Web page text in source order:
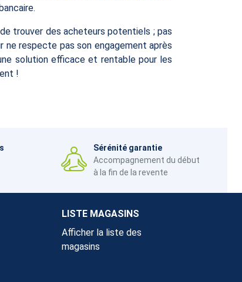
trouver des acheteurs potentiels ; pas
ne respecte pas son engagement après
solution efficace et rentable pour les
!
Sérénité garantie
Accompagnement du début
à la fin de la revente
LISTE MAGASINS
Afficher la liste des
magasins